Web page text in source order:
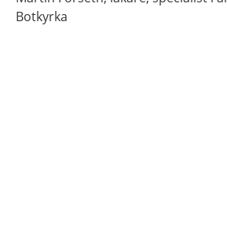
Botkyrka